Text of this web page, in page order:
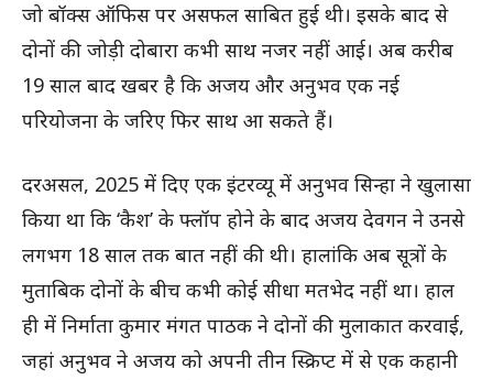
जो बॉक्स ऑफिस पर असफल साबित हुई थी। इसके बाद से
दोनों की जोड़ी दोबारा कभी साथ नजर नहीं आई। अब करीब
19 साल बाद खबर है कि अजय और अनुभव एक नई
परियोजना के जरिए फिर साथ आ सकते हैं।
दरअसल, 2025 में दिए एक इंटरव्यू में अनुभव सिन्हा ने खुलासा
किया था कि ‘कैश’ के फ्लॉप होने के बाद अजय देवगन ने उनसे
लगभग 18 साल तक बात नहीं की थी। हालांकि अब सूत्रों के
मुताबिक दोनों के बीच कभी कोई सीधा मतभेद नहीं था। हाल
ही में निर्माता कुमार मंगत पाठक ने दोनों की मुलाकात करवाई,
जहां अनुभव ने अजय को अपनी तीन स्क्रिप्ट में से एक कहानी